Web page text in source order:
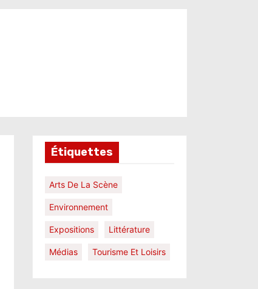
Étiquettes
Arts De La Scène
Environnement
Expositions Littérature
Médias Tourisme Et Loisirs